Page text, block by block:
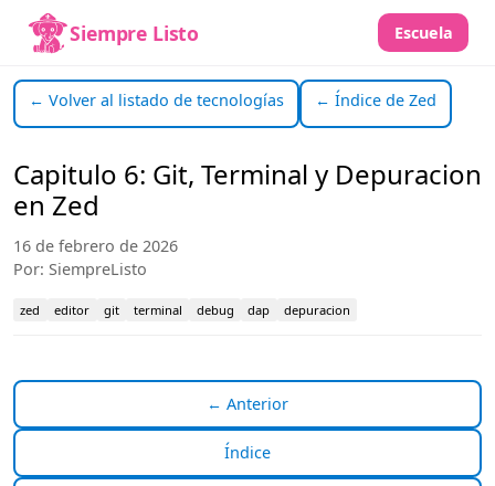
Siempre Listo Escuela
← Volver al listado de tecnologías ← Índice de Zed
Capitulo 6: Git, Terminal y Depuracion
en Zed
16 de febrero de 2026
Por: SiempreListo
zed editor git terminal debug dap depuracion
← Anterior
Índice